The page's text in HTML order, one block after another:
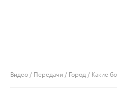
Видео / Передачи / Город / Какие